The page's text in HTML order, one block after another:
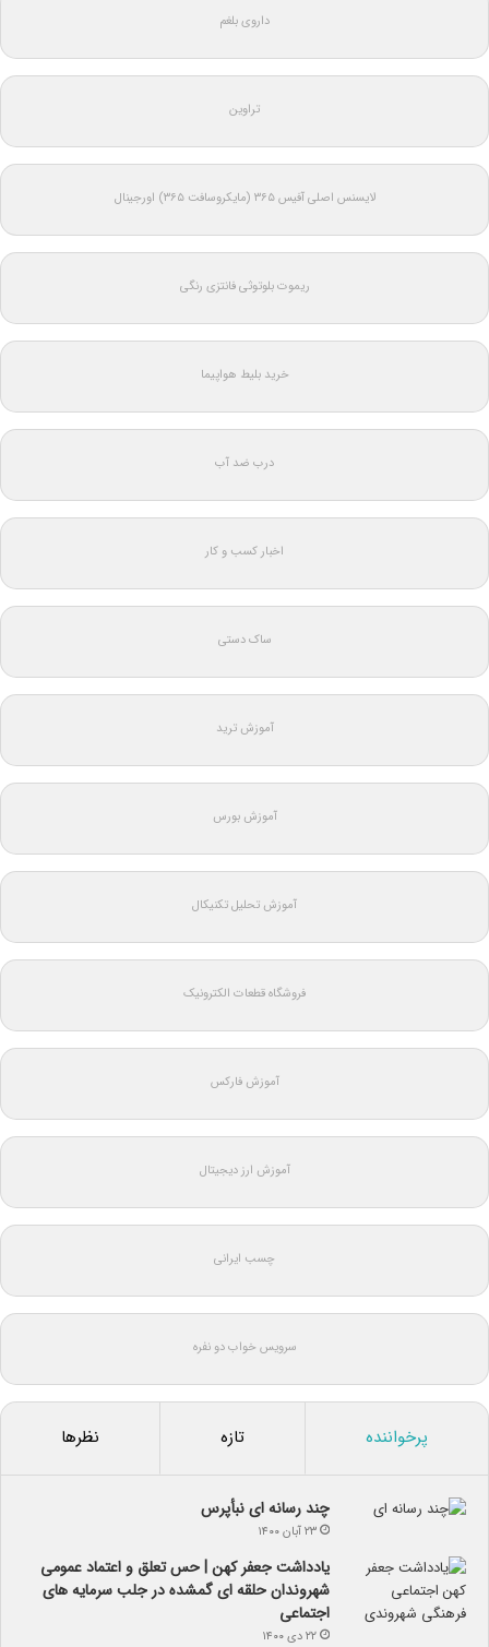
داروی بلغم
تراوین
لایسنس اصلی آفیس ۳۶۵ (مایکروسافت ۳۶۵) اورجینال
ریموت بلوتوثی فانتزی رنگی
خرید بلیط هواپیما
درب ضد آب
اخبار کسب و کار
ساک دستی
آموزش ترید
آموزش بورس
آموزش تحلیل تکنیکال
فروشگاه قطعات الکترونیک
آموزش فارکس
آموزش ارز دیجیتال
چسب ایرانی
سرویس خواب دو نفره
پرخواننده تازه نظرها
چند رسانه ای نبأپرس
۲۳ آبان ۱۴۰۰
یادداشت جعفر کهن | حس تعلق و اعتماد عمومی
شهروندان حلقه ای گمشده در جلب سرمایه های
اجتماعی
۲۲ دی ۱۴۰۰